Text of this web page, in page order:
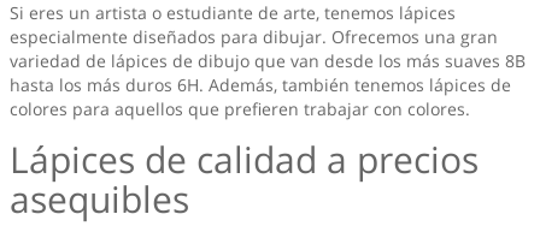
Si eres un artista o estudiante de arte, tenemos lápices
especialmente diseñados para dibujar. Ofrecemos una gran
variedad de lápices de dibujo que van desde los más suaves 8B
hasta los más duros 6H. Además, también tenemos lápices de
colores para aquellos que prefieren trabajar con colores.
Lápices de calidad a precios
asequibles